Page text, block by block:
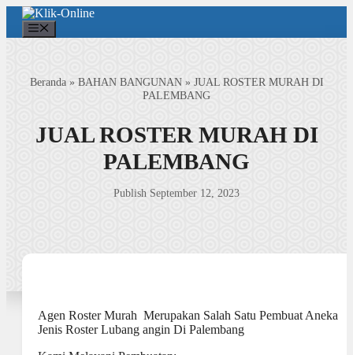
Langsung
isi
Beranda» BAHAN BANGUNAN» JUAL ROSTER MURAH DI
PALEMBANG
JUAL ROSTER MURAH DI
PALEMBANG
Publish September 12, 2023
Agen Roster Murah Merupakan Salah Satu Pembuat Aneka
Jenis Roster Lubang angin Di Palembang